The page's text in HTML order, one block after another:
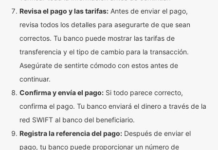
Revisa el pago y las tarifas: Antes de enviar el pago,
revisa todos los detalles para asegurarte de que sean
correctos. Tu banco puede mostrar las tarifas de
transferencia y el tipo de cambio para la transacción.
Asegúrate de sentirte cómodo con estos antes de
continuar.
Confirma y envía el pago: Si todo parece correcto,
confirma el pago. Tu banco enviará el dinero a través de la
red SWIFT al banco del beneficiario.
Registra la referencia del pago: Después de enviar el
pago, tu banco puede proporcionar un número de